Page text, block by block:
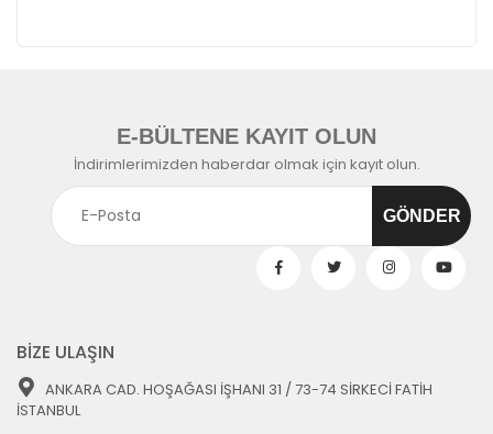
E-BÜLTENE KAYIT OLUN
İndirimlerimizden haberdar olmak için kayıt olun.
BİZE ULAŞIN
ANKARA CAD. HOŞAĞASI İŞHANI 31 / 73-74 SİRKECİ FATİH
İSTANBUL